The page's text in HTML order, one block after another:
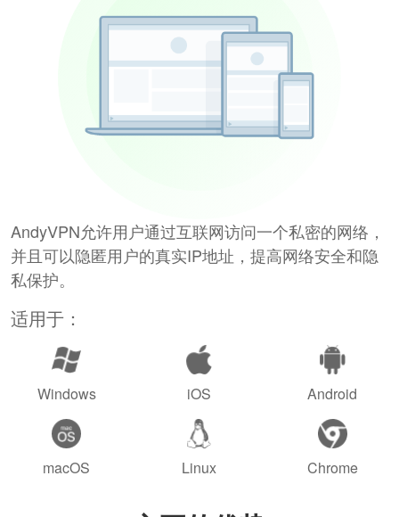
AndyVPN允许用户通过互联网访问一个私密的网络，
并且可以隐匿用户的真实IP地址，提高网络安全和隐
私保护。
适用于：
Windows iOS Android
macOS Linux Chrome